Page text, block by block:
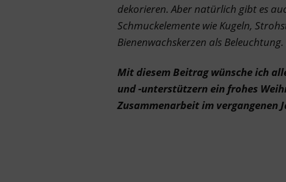
dekorieren. Aber natürlich gibt es
Schmuckelemente wie Kugeln,
Bienenwachskerzen als
Mit diesem Beitrag wünsche ich
und -unterstützern ein frohes
Zusammenarbeit im vergangenen